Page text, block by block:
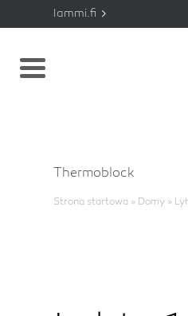
lammi.fi
Thermoblock
Strona startowa » Domy »